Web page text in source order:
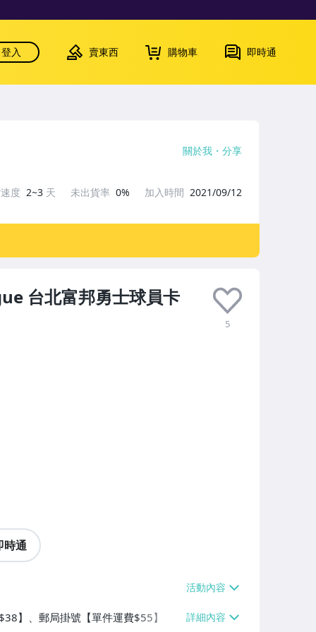
登入 賣東西 購物車 即時通
台北富邦勇士球員卡
5
時通
】、郵局掛號【單件運費$55】
關於我 分享
度 2~3 天 未出貨率 0% 加入時間 2021/09/12